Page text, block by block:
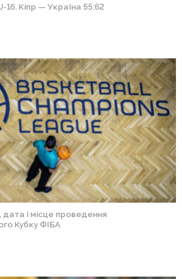
16. Кіпр — Україна 55:62
дата і місце проведення
Кубку ФІБА